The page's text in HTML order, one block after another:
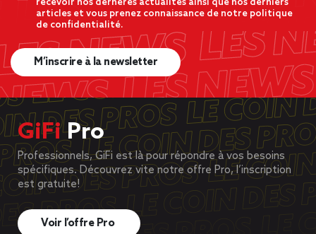
recevoir nos dernères actualités ainsi que nos derniers
articles et vous prenez connaissance de notre politique
de confidentialité.
M’inscrire à la newsletter
GiFiPro
Professionnels, GiFi est là pour répondre à vos besoins
spécifiques. Découvrez vite notre offre Pro, l’inscription
est gratuite!
Voir l’offre Pro